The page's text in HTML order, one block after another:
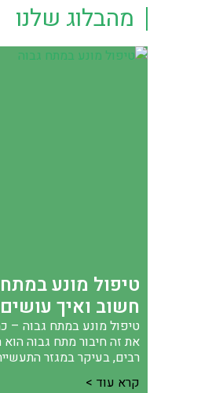
מהבלוג שלנו
טיפול מונע
חשוב ואיך
טיפול מונע במתח גבוה –
את זה חיבור מתח גבוה
רבים, בעיקר במגזר
קרא עוד >